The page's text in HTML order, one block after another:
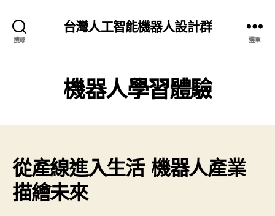
搜尋
台灣人工智能機器人設計群
選單
機器人學習體驗‎
從產線進入生活 機器人產業
描繪未來